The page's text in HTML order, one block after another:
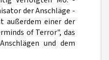
der Anschläge -
außerdem einer der
of Terror", das
und dem